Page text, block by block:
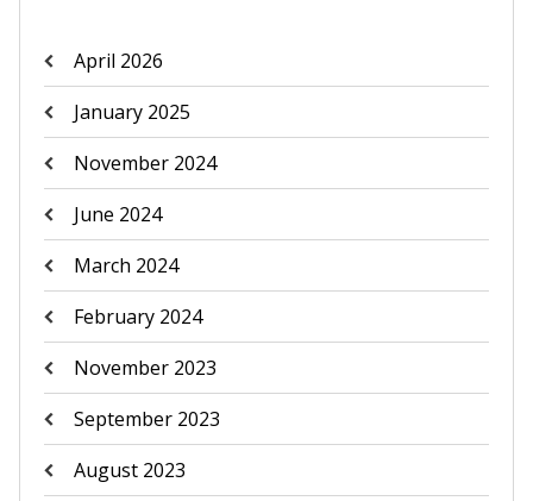
April 2026
January 2025
November 2024
June 2024
March 2024
February 2024
November 2023
September 2023
August 2023